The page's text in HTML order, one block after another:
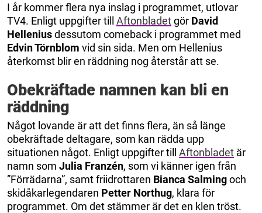
I år kommer flera nya inslag i programmet, utlovar
TV4. Enligt uppgifter till Aftonbladetgör David
Helleniusdessutom comeback i programmet med
Edvin Törnblom vid sin sida. Men om Hellenius
återkomst blir en räddning nog återstår att se.
Obekräftade namnen kan bli en
räddning
Något lovande är att det finns flera, än så länge
obekräftade deltagare, som kan rädda upp
situationen något. Enligt uppgifter till Aftonbladet är
namn som Julia Franzén, som vi känner igen från
”Förrädarna”, samt friidrottaren Bianca Salmingoch
skidåkarlegendaren Petter Northug, klara för
programmet. Om det stämmer är det en klen tröst.